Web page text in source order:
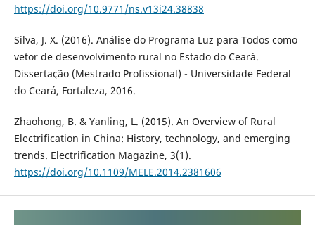
https://doi.org/10.9771/ns.v13i24.38838
Silva, J. X. (2016). Análise do Programa Luz para Todos como
vetor de desenvolvimento rural no Estado do Ceará.
Dissertação (Mestrado Profissional) - Universidade Federal
do Ceará, Fortaleza, 2016.
Zhaohong, B. & Yanling, L. (2015). An Overview of Rural
Electrification in China: History, technology, and emerging
trends. Electrification Magazine, 3(1).
https://doi.org/10.1109/MELE.2014.2381606